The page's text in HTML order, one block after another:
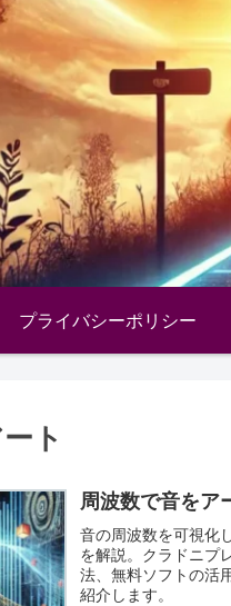
プライバシーポリシー
ト
周波数で音をア
音の周波数を可視化
を解説。クラドニプ
法、無料ソフトの活
紹介します。